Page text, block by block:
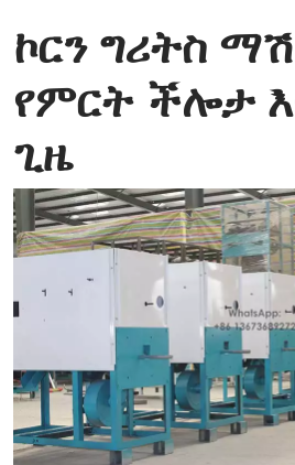
ኮርን ግሪትስ
የምርት ችሎታ
ጊዜ